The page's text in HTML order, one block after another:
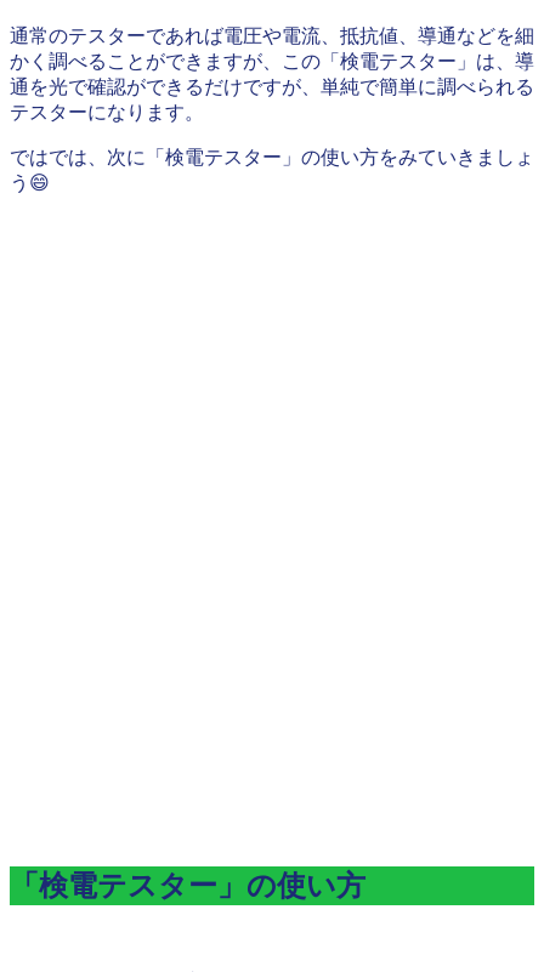
通常のテスターであれば電圧や電流、抵抗値、導通などを細
かく調べることができますが、この「検電テスター」は、導
通を光で確認ができるだけですが、単純で簡単に調べられる
テスターになります。
ではでは、次に「検電テスター」の使い方をみていきましょ
う😄
「検電テスター」の使い方